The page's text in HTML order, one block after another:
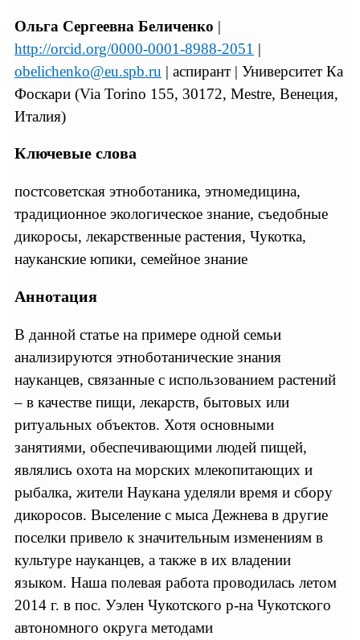
Ольга Сергеевна Беличенко |
http://orcid.org/0000-0001-8988-2051 |
obelichenko@eu.spb.ru | аспирант | Университет Ка
Фоскари (Via Torino 155, 30172, Mestre, Венеция,
Италия)
Ключевые слова
постсоветская этноботаника, этномедицина,
традиционное экологическое знание, съедобные
дикоросы, лекарственные растения, Чукотка,
науканские юпики, семейное знание
Аннотация
В данной статье на примере одной семьи
анализируются этноботанические знания
науканцев, связанные с использованием растений
– в качестве пищи, лекарств, бытовых или
ритуальных объектов. Хотя основными
занятиями, обеспечивающими людей пищей,
являлись охота на морских млекопитающих и
рыбалка, жители Наукана уделяли время и сбору
дикоросов. Выселение с мыса Дежнева в другие
поселки привело к значительным изменениям в
культуре науканцев, а также в их владении
языком. Наша полевая работа проводилась летом
2014 г. в пос. Уэлен Чукотского р-на Чукотского
автономного округа методами